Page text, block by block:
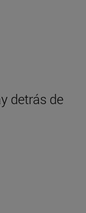
detrás de